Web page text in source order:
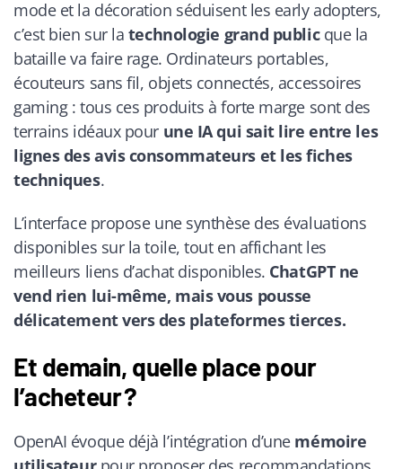
mode et la décoration séduisent les early adopters,
c’est bien sur la technologie grand publicque la
bataille va faire rage. Ordinateurs portables,
écouteurs sans fil, objets connectés, accessoires
gaming : tous ces produits à forte marge sont des
terrains idéaux pour une IA qui sait lire entre les
lignes des avis consommateurs et les fiches
techniques.
L’interface propose une synthèse des évaluations
disponibles sur la toile, tout en affichant les
meilleurs liens d’achat disponibles. ChatGPT ne
vend rien lui-même, mais vous pousse
délicatement vers des plateformes tierces.
Et demain, quelle place pour
l’acheteur ?
OpenAI évoque déjà l’intégration d’une mémoire